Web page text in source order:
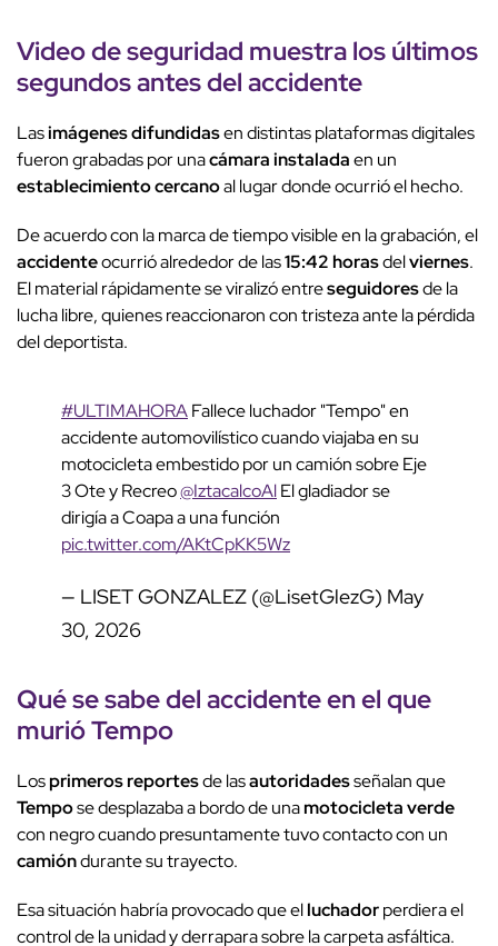
Video de seguridad muestra losúltimos
segundosantes delaccidente
Lasimágenes difundidasen distintas plataformas digitales
fueron grabadas por unacámara instaladaen un
establecimiento cercanoal lugar donde ocurrió el hecho.
De acuerdo con la marca de tiempo visible en la grabación, el
accidenteocurrió alrededor de las15:42 horasdelviernes.
El material rápidamente se viralizó entreseguidoresde la
lucha libre, quienes reaccionaron con tristeza ante la pérdida
del deportista.
#ULTIMAHORAFallece luchador "Tempo" en
accidente automovilístico cuando viajaba en su
motocicleta embestido por un camión sobre Eje
3 Ote y Recreo@IztacalcoAlEl gladiador se
dirigía a Coapa a una función
pic.twitter.com/AKtCpKK5Wz
— LISET GONZALEZ (@LisetGlezG) May
30, 2026
Qué se sabe delaccidenteen el que
murióTempo
Losprimeros reportesde lasautoridadesseñalan que
Tempose desplazaba a bordo de unamotocicleta verde
con negro cuando presuntamente tuvo contacto con un
camióndurante su trayecto.
Esa situación habría provocado que elluchadorperdiera el
control de la unidad y derrapara sobre la carpeta asfáltica.